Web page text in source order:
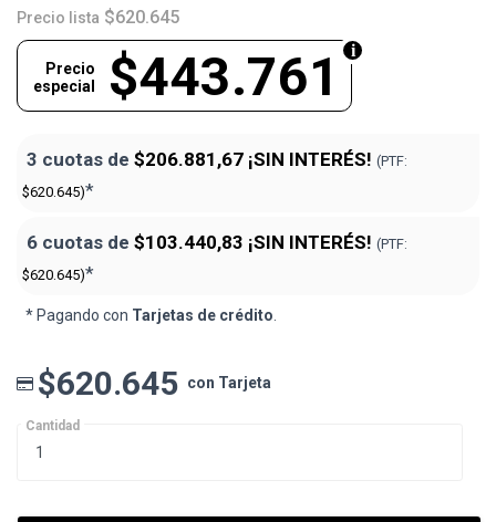
Precio lista $620.645
$443.761
Precio
especial
3 cuotas de $206.881,67 ¡SIN INTERÉS! (PTF:
$620.645)*
6 cuotas de $103.440,83 ¡SIN INTERÉS! (PTF:
$620.645)*
* Pagando con Tarjetas de crédito.
$620.645 con Tarjeta
Cantidad